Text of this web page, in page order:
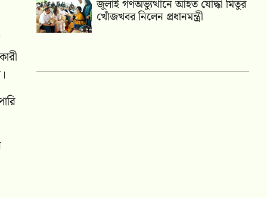
জুলাই গণঅভ্যুত্থানে আহত যোদ্ধা মিতুর
খোঁজখবর নিলেন প্রধানমন্ত্রী